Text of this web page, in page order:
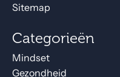
Sitemap
Categorieën
Mindset
Gezondheid